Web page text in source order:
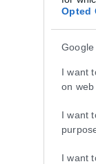
Opted
I want
on
I want
I want